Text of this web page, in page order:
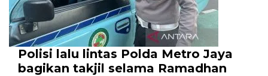
Polisi lalu lintas Polda Metro Jaya
bagikan takjil selama Ramadhan